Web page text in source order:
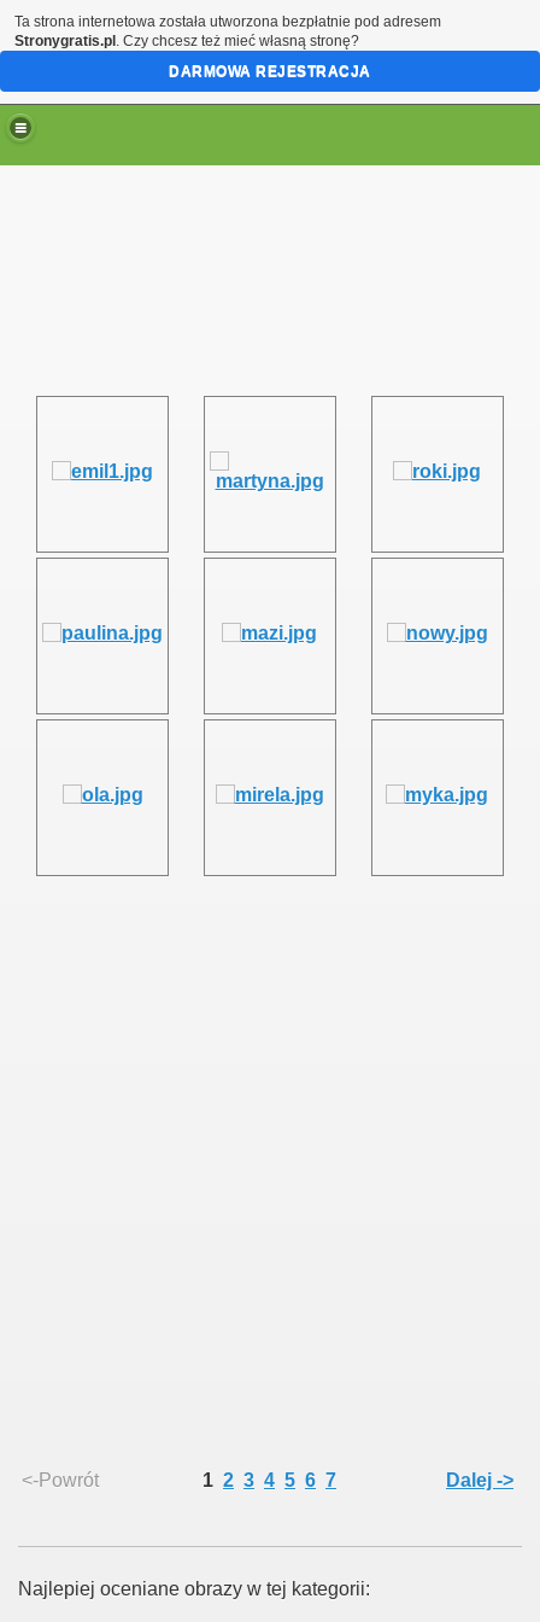
<-Powrót 1 2 3 4 5 6 7 Dalej ->
Najlepiej oceniane obrazy w tej kategorii:
Ta strona internetowa została utworzona bezpłatnie pod adresem
Stronygratis.pl . Czy chcesz też mieć własną stronę?
DARMOWA REJESTRACJA